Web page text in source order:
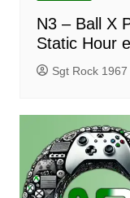
N3 – Ball X
Static Hour
Sgt Rock 1967